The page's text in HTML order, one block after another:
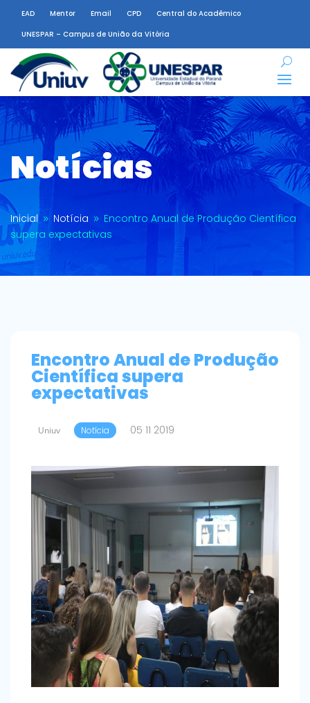
EAD Mentor Email CPD
Central do Acadêmico
UNESPAR – Campus de União da Vitória
Notícias
Inicial 9 Notícia 9 Encontro Anual de Produção Científica
supera expectativas
Encontro Anual de Produção
Científica supera
expectativas
Uniuv Notícia 05 11 2019